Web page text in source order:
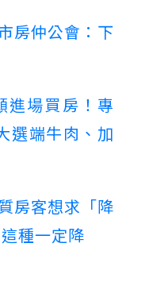
房仲公會：下
進場買房！專
選端牛肉、加
房客想求「降
種一定降